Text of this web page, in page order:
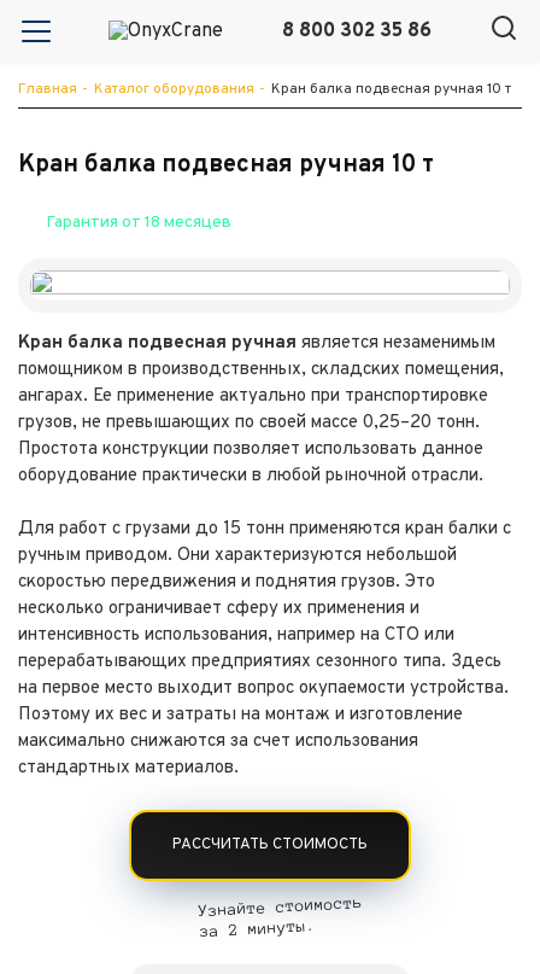
8 800 302 35 86
Главная - Каталог оборудования - Кран балка подвесная ручная 10 т
Кран балка подвесная ручная 10 т
Гарантия от 18 месяцев
Кран балка подвесная ручная является незаменимым
помощником в производственных, складских помещения,
ангарах. Ее применение актуально при транспортировке
грузов, не превышающих по своей массе 0,25–20 тонн.
Простота конструкции позволяет использовать данное
оборудование практически в любой рыночной отрасли.
Для работ с грузами до 15 тонн применяются кран балки с
ручным приводом. Они характеризуются небольшой
скоростью передвижения и поднятия грузов. Это
несколько ограничивает сферу их применения и
интенсивность использования, например на СТО или
перерабатывающих предприятиях сезонного типа. Здесь
на первое место выходит вопрос окупаемости устройства.
Поэтому их вес и затраты на монтаж и изготовление
максимально снижаются за счет использования
стандартных материалов.
РАССЧИТАТЬ СТОИМОСТЬ
Узнайте стоимость
за 2 минуты.